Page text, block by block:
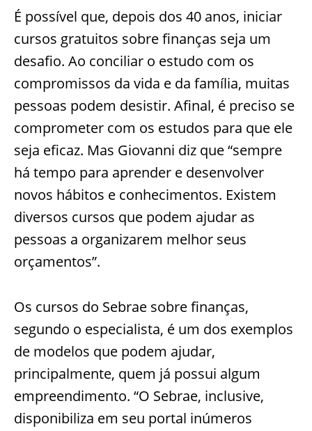
É possível que, depois dos 40 anos, iniciar
cursos gratuitos sobre finanças seja um
desafio. Ao conciliar o estudo com os
compromissos da vida e da família, muitas
pessoas podem desistir. Afinal, é preciso se
comprometer com os estudos para que ele
seja eficaz. Mas Giovanni diz que “sempre
há tempo para aprender e desenvolver
novos hábitos e conhecimentos. Existem
diversos cursos que podem ajudar as
pessoas a organizarem melhor seus
orçamentos”.
Os cursos do Sebrae sobre finanças,
segundo o especialista, é um dos exemplos
de modelos que podem ajudar,
principalmente, quem já possui algum
empreendimento. “O Sebrae, inclusive,
disponibiliza em seu portal inúmeros